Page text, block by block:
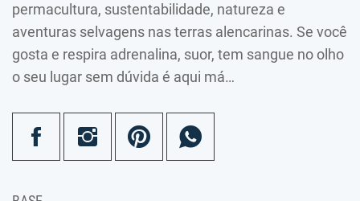
permacultura, sustentabilidade, natureza e
aventuras selvagens nas terras alencarinas. Se você
gosta e respira adrenalina, suor, tem sangue no olho
o seu lugar sem dúvida é aqui má…